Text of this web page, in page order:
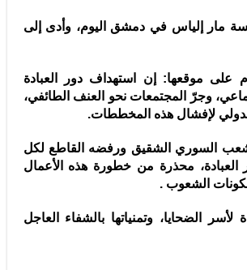
مار إلياس في دمشق اليوم، وأدى إلى
على موقعها: إن استهداف دور العبادة
وجرّ المجتمعات نحو العنف الطائفي،
لإفشال هذه المخططات.
السوري الشقيق ورفضه القاطع لكل
العبادة، محذرة من خطورة هذه الأعمال
مكونات الشعوب .
الضحايا، وتمنياتها بالشفاء العاجل